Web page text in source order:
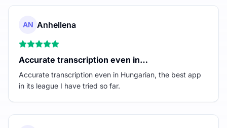
AN Anhellena
Accurate transcription even in…
Accurate transcription even in Hungarian, the best app
in its league I have tried so far.